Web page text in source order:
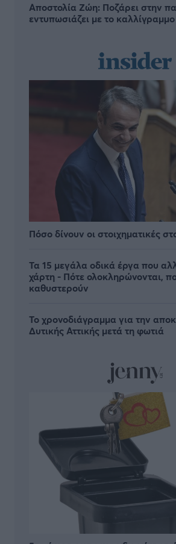
Αποστολία Ζώη: Ποζάρει στην
εντυπωσιάζει με το
Πόσο δίνουν οι στοιχηματικές
Τα 15 μεγάλα οδικά έργα που
χάρτη - Πότε ολοκληρώνονται,
καθυστερούν
Το χρονοδιάγραμμα για την
Δυτικής Αττικής μετά τη φωτιά